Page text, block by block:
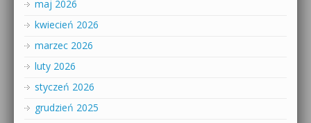
maj 2026
kwiecień 2026
marzec 2026
luty 2026
styczeń 2026
grudzień 2025